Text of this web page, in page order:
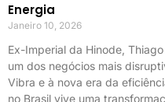
Energia
Janeiro 10, 2026
Ex-Imperial da Hinode,
um dos negócios mais
Vibra e à nova era da
no Brasil vive uma